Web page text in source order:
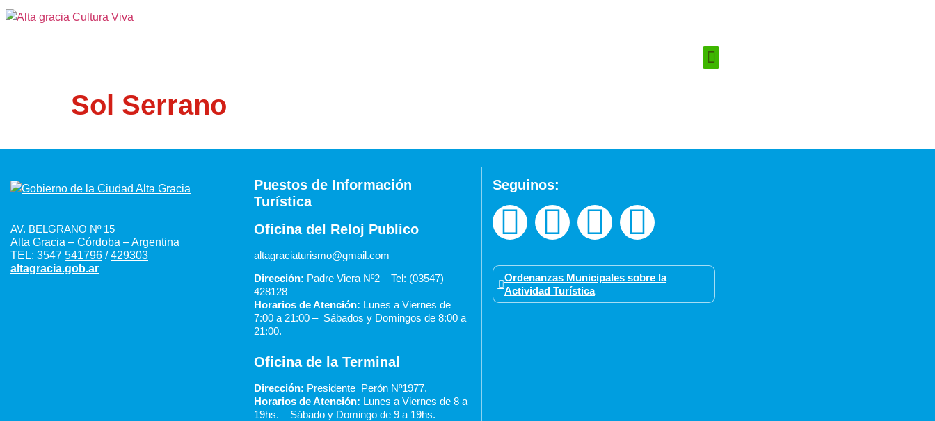
Sol Serrano
AV. BELGRANO Nº 15
Alta Gracia – Córdoba – Argentina
TEL: 3547 541796 /429303
altagracia.gob.ar
Puestos de Información
Turística
Oficina del Reloj Publico
altagraciaturismo@gmail.com
Dirección: Padre Viera Nº2 – Tel: (03547)
428128
Horarios de Atención: Lunes a Viernes de
7:00 a 21:00 – Sábados y Domingos de 8:00 a
21:00.
Oficina de la Terminal
Dirección: Presidente Perón Nº1977.
Horarios de Atención: Lunes a Viernes de 8 a
19hs. – Sábado y Domingo de 9 a 19hs.
Seguinos:
Ordenanzas Municipales sobre la
Actividad Turística